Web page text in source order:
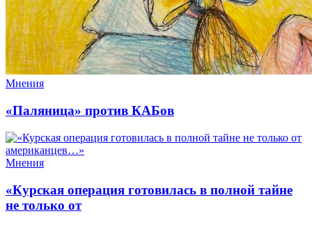
Мнения
«Паляница» против КАБов
Мнения
«Курская операция готовилась в полной тайне
не только от